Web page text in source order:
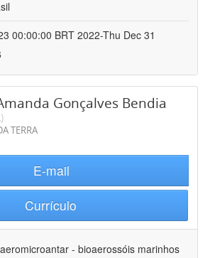
00:00:00 BRT 2022-Thu Dec 31
Gonçalves Bendia
TERRA
E-mail
Currículo
aeromicroantar - bioaerossóis marinhos